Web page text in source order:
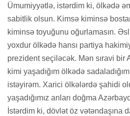
Ümumiyyətlə, istərdim ki, ölkədə
sabitlik olsun. Kimsə kiminsə
kiminsə toyuğunu oğurlamasın.
yoxdur ölkədə hansı partiya
prezident seçiləcək. Mən sıravi bir
kimi yaşadığım ölkədə
istəyirəm. Xarici ölkələrdə şahidi
yaşadığımız anları doğma
İstərdim ki, dövlət öz vətəndaşına